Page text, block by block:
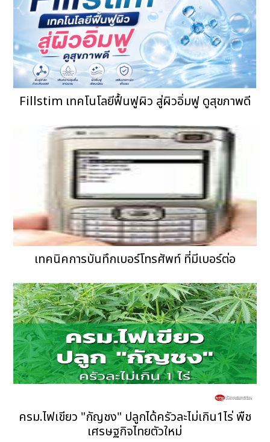
Fillstim เทคโนโลยีฟื้นฟูผิว สู่ผิวอิ่มฟู ดูสุขภาพดี
เทคนิคการบันทึกเบอร์โทรศัพท์ ที่มีเบอร์ต่อ
ครม.ไฟเขียว "กัญชง" ปลูกได้ครัวละไม่เกิน1ไร่ พืช
เศรษฐกิจไทยตัวใหม่